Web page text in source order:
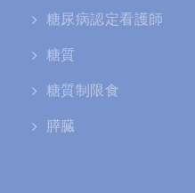
糖尿病認定看護師
糖質
糖質制限食
膵臓